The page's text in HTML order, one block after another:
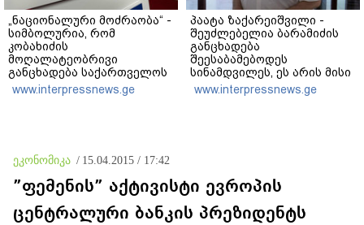
„ნაციონალური მოძრაობა“ -
სიმბოლურია, რომ
კობახიძის
მოღალატეობრივი
განცხადება საქართველოს
თავისუფლებისთვის
შეწირული გმირების
www.interpressnews.ge
პაატა ზაქარეიშვილი -
შეუძლებელია ბარამიძის
განცხადება
შეესაბამებოდეს
სინამდვილეს, ეს არის მისი
მოსაზრება, აბსოლუტურად
ამოვარდნილი
www.interpressnews.ge
ეკონომიკა / 15.04.2015 / 17:42
”ფემენის” აქტივისტი ევროპის
ცენტრალური ბანკის პრეზიდენტს